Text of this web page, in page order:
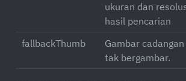
ukuran dan
hasil pencarian
fallbackThumb
Gambar
tak bergambar.